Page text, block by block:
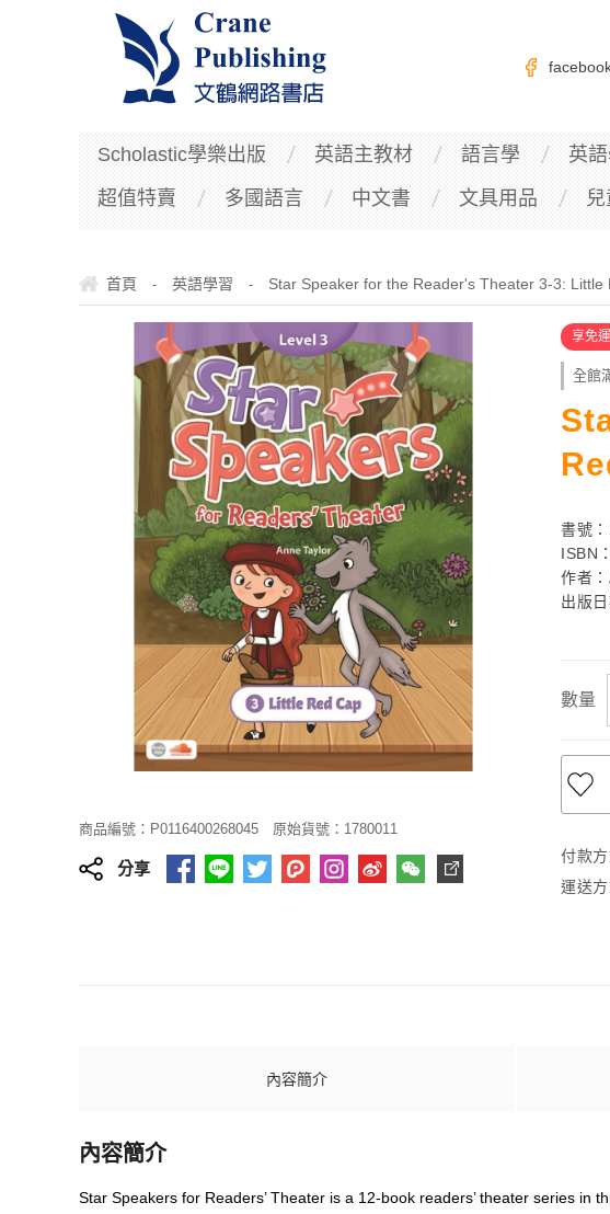
Scholastic學樂出版 英語主教材 語言學 英
超值特賣
多國語言 中文書 文具用品
首頁 - 英語學習 - Star Speaker for the Reader's Theater 3-3: Little
商品編號：P0116400268045 原始貨號：1780011
分享
享免
全館
書號
ISBN
作者
出版
數量
付款方
運送方
內容簡介
內容簡介
Star Speakers for Readers’ Theater is a 12-book readers’ theater series